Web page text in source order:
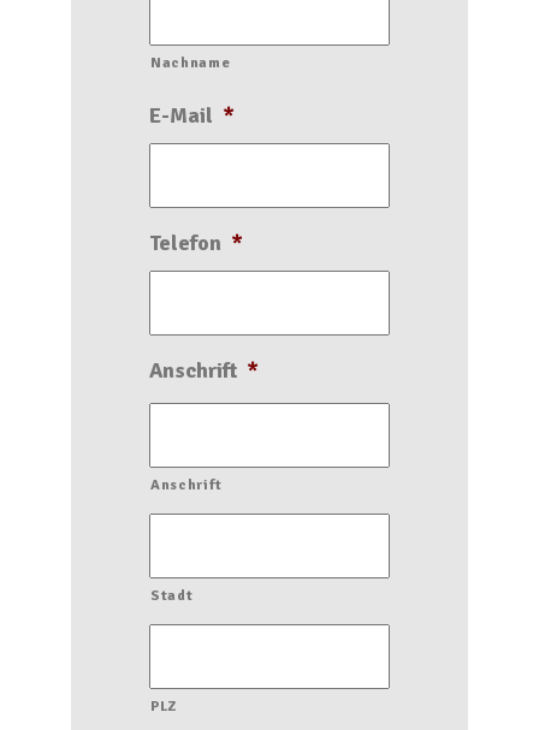
Nachname
E-Mail *
Telefon *
Anschrift *
Anschrift
Stadt
PLZ